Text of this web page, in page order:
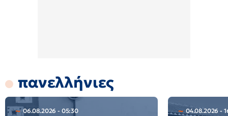
πανελλήνιες
06.08.2026 - 05:30 04.08.2026 -